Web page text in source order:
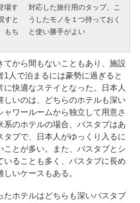
場す
すと
もち
対応した旅行用のタップ、こ
うしたモノを１つ持っておく
と使い勝手がよい
から間もないこともあり、施設
1人で泊まるには豪勢に過ぎると
に快適なステイとなった。日本人
しいのは、どちらのホテルも深い
ャワールームから独立して用意さ
系のホテルの場合、バスタブはあ
タブで、日本人がゆっくり入るに
ことが多い。また、バスタブとシ
いることも多く、バスタブに長め
いケースもある。
ホテルはどちらも深いバスタブ